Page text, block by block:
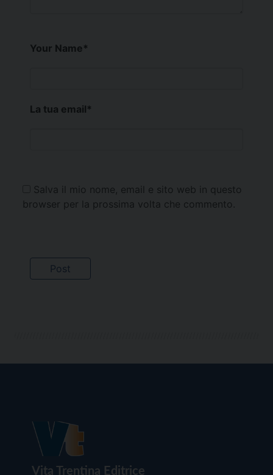
Your Name*
La tua email*
Salva il mio nome, email e sito web in questo
browser per la prossima volta che commento.
Vita Trentina Editrice